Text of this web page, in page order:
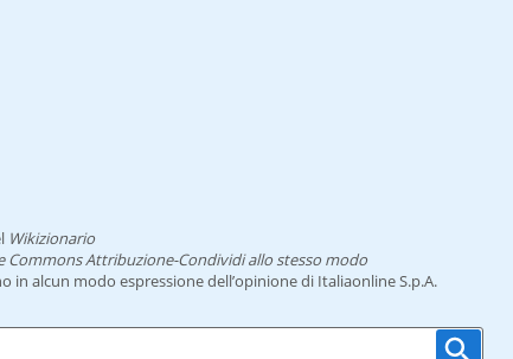
Wikizionario
Commons Attribuzione-Condividi allo stesso modo
in alcun modo espressione dell’opinione di Italiaonline S.p.A.